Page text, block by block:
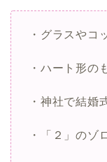
・グラスやコ
・ハート形の
・神社で結婚
・「２」のゾ